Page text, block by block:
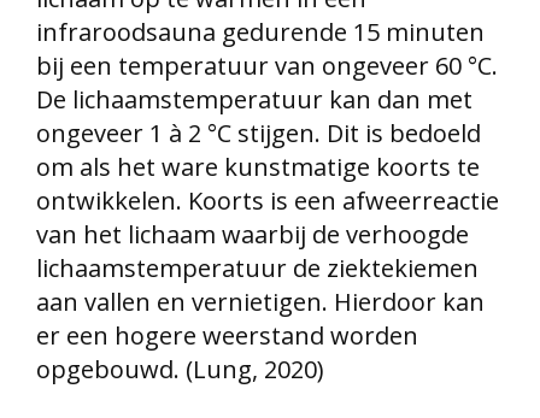
infraroodsauna gedurende 15 minuten
bij een temperatuur van ongeveer 60 °C.
De lichaamstemperatuur kan dan met
ongeveer 1 à 2 °C stijgen. Dit is bedoeld
om als het ware kunstmatige koorts te
ontwikkelen. Koorts is een afweerreactie
van het lichaam waarbij de verhoogde
lichaamstemperatuur de ziektekiemen
aan vallen en vernietigen. Hierdoor kan
er een hogere weerstand worden
opgebouwd. (Lung, 2020)